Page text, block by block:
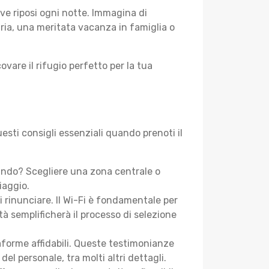
riposi ogni notte. Immagina di
una meritata vacanza in famiglia o
il rifugio perfetto per la tua
consigli essenziali quando prenoti il
Scegliere una zona centrale o
Il Wi-Fi è fondamentale per
semplificherà il processo di selezione
affidabili. Queste testimonianze
personale, tra molti altri dettagli.